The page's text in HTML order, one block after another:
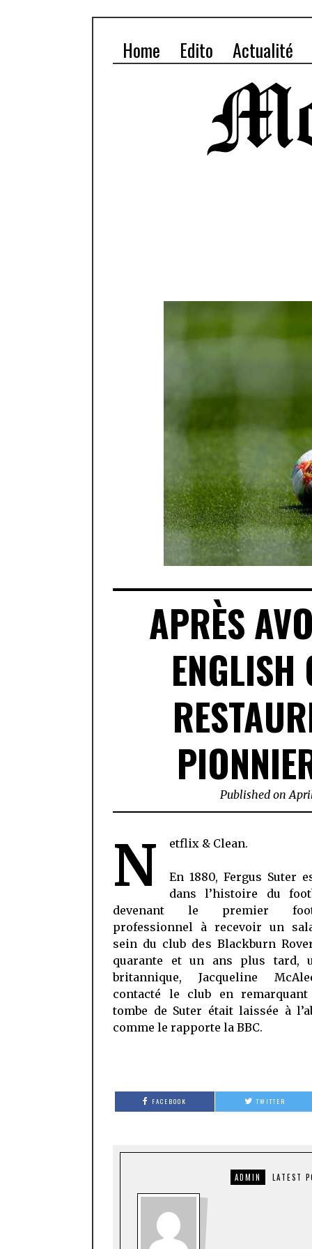
Home Edito Actualité
APRÈS
ENGLISH
Published on
N etflix & Clean.
En 1880, Fergus Suter
dans l’histoire du
devenant le premier
professionnel à recevoir un
sein du club des Blackburn
quarante et un ans plus tard,
britannique, Jacqueline
contacté le club en
tombe de Suter était laissée à
comme le rapporte la BBC.
FACEBOOK TWITTER
ADMIN LATEST